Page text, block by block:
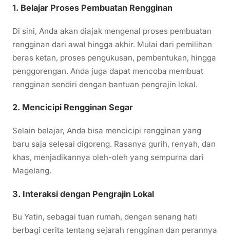
1. Belajar Proses Pembuatan Rengginan
Di sini, Anda akan diajak mengenal proses pembuatan
rengginan dari awal hingga akhir. Mulai dari pemilihan
beras ketan, proses pengukusan, pembentukan, hingga
penggorengan. Anda juga dapat mencoba membuat
rengginan sendiri dengan bantuan pengrajin lokal.
2. Mencicipi Rengginan Segar
Selain belajar, Anda bisa mencicipi rengginan yang
baru saja selesai digoreng. Rasanya gurih, renyah, dan
khas, menjadikannya oleh-oleh yang sempurna dari
Magelang.
3. Interaksi dengan Pengrajin Lokal
Bu Yatin, sebagai tuan rumah, dengan senang hati
berbagi cerita tentang sejarah rengginan dan perannya